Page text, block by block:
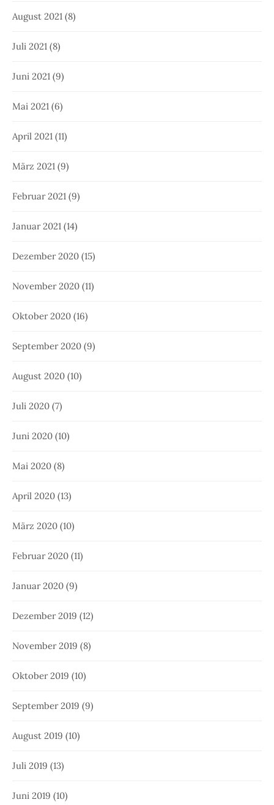
August 2021 (8)
Juli 2021 (8)
Juni 2021 (9)
Mai 2021 (6)
April 2021 (11)
März 2021 (9)
Februar 2021 (9)
Januar 2021 (14)
Dezember 2020 (15)
November 2020 (11)
Oktober 2020 (16)
September 2020 (9)
August 2020 (10)
Juli 2020 (7)
Juni 2020 (10)
Mai 2020 (8)
April 2020 (13)
März 2020 (10)
Februar 2020 (11)
Januar 2020 (9)
Dezember 2019 (12)
November 2019 (8)
Oktober 2019 (10)
September 2019 (9)
August 2019 (10)
Juli 2019 (13)
Juni 2019 (10)